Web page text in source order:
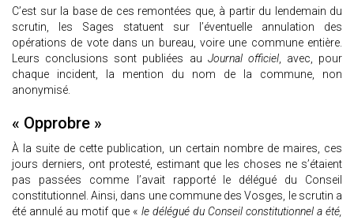
C’est sur la base de ces remontées que, à partir du lendemain du
scrutin, les Sages statuent sur l’éventuelle annulation des
opérations de vote dans un bureau, voire une commune entière.
Leurs conclusions sont publiées au Journal officiel, avec, pour
chaque incident, la mention du nom de la commune, non
anonymisé.
« Opprobre »
À la suite de cette publication, un certain nombre de maires, ces
jours derniers, ont protesté, estimant que les choses ne s’étaient
pas passées comme l’avait rapporté le délégué du Conseil
constitutionnel. Ainsi, dans une commune des Vosges, le scrutin a
été annulé au motif que « le délégué du Conseil constitutionnel a été,